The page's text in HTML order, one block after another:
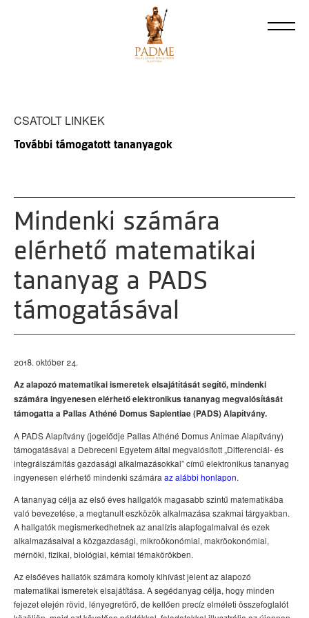
CSATOLT LINKEK
További támogatott tananyagok
Mindenki számára
elérhető matematikai
tananyag a PADS
támogatásával
2018. október 24.
Az alapozó matematikai ismeretek elsajátítását segítő, mindenki
számára ingyenesen elérhető elektronikus tananyag megvalósítását
támogatta a Pallas Athéné Domus Sapientiae (PADS) Alapítvány.
A PADS Alapítvány (jogelődje Pallas Athéné Domus Animae Alapítvány)
támogatásával a Debreceni Egyetem által megvalósított „Differenciál- és
integrálszámítás gazdasági alkalmazásokkal” című elektronikus tananyag
ingyenesen elérhető mindenki számára az alábbi honlapon.
A tananyag célja az első éves hallgatók magasabb szintű matematikába
való bevezetése, a megtanult eszközök alkalmazása szakmai tárgyakban.
A hallgatók megismerkedhetnek az analízis alapfogalmaival és ezek
alkalmazásaival a közgazdasági, mikroökonómiai, makröokonómiai,
mérnöki, fizikai, biológiai, kémiai témakörökben.
Az elsőéves hallatók számára komoly kihívást jelent az alapozó
matematikai ismeretek elsajátítása. A segédanyag célja, hogy minden
fejezet elején rövid, lényegretörő, de kellően precíz elméleti összefoglalót